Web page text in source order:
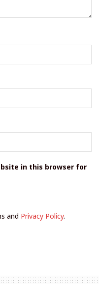
in this browser for
and Privacy Policy.